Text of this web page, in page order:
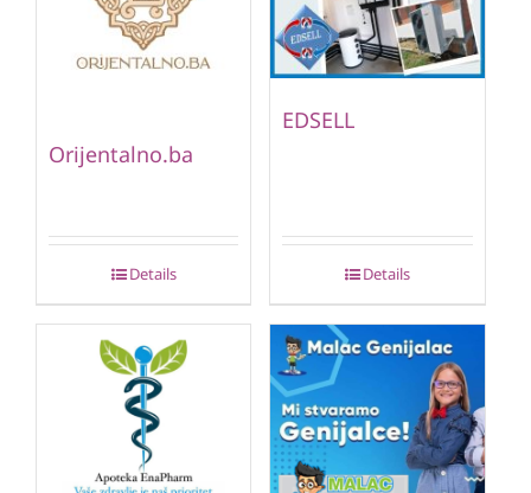
Orijentalno.ba
Details
EDSELL
Details